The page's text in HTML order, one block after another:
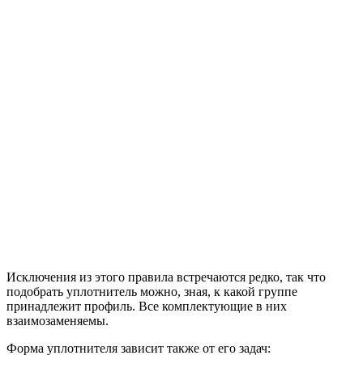
Исключения из этого правила встречаются редко, так что
подобрать уплотнитель можно, зная, к какой группе
принадлежит профиль. Все комплектующие в них
взаимозаменяемы.
Форма уплотнителя зависит также от его задач: